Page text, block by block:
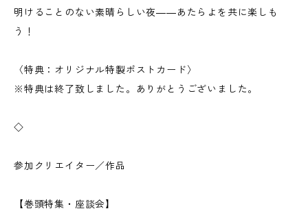
明けることのない素晴らしい夜――あたらよを共に楽しも
う！
〈特典：オリジナル特製ポストカード〉
※特典は終了致しました。ありがとうございました。
◇
参加クリエイター／作品
【巻頭特集・座談会】